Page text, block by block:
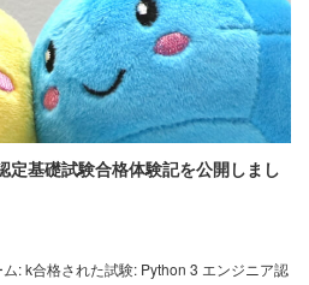
基礎試験合格体験記を公開しまし
: k合格された試験: Python 3 エンジニア認